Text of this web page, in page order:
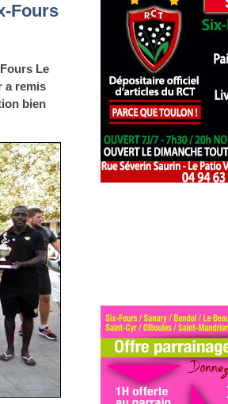
Fours
Le
a remis
bien